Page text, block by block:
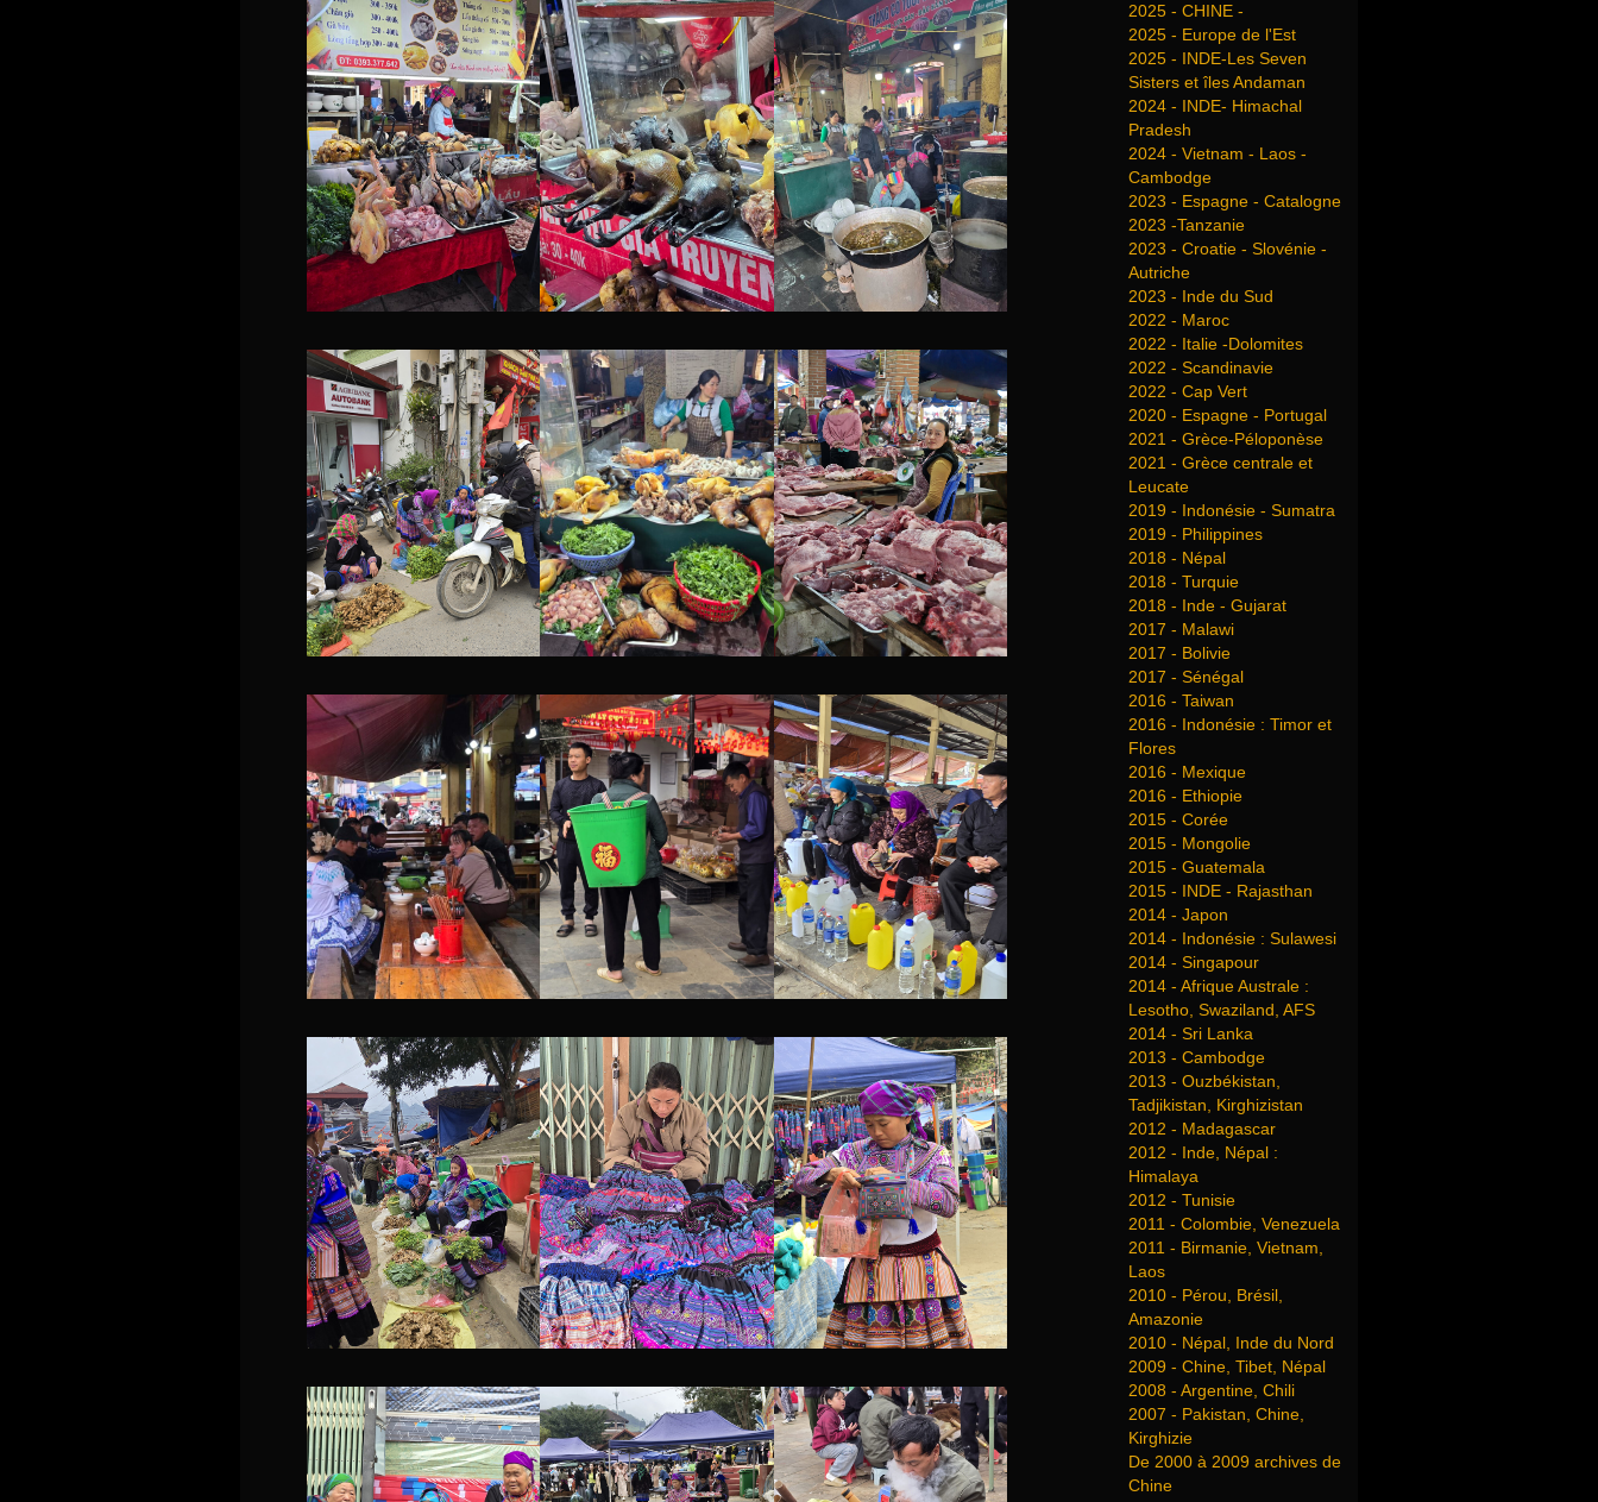
2025 - CHINE -
2025 - Europe de l'Est
2025 - INDE-Les Seven
Sisters et îles Andaman
2024 - INDE- Himachal
Pradesh
2024 - Vietnam - Laos -
Cambodge
2023 - Espagne - Catalogne
2023 -Tanzanie
2023 - Croatie - Slovénie -
Autriche
2023 - Inde du Sud
2022 - Maroc
2022 - Italie -Dolomites
2022 - Scandinavie
2022 - Cap Vert
2020 - Espagne - Portugal
2021 - Grèce-Péloponèse
2021 - Grèce centrale et
Leucate
2019 - Indonésie - Sumatra
2019 - Philippines
2018 - Népal
2018 - Turquie
2018 - Inde - Gujarat
2017 - Malawi
2017 - Bolivie
2017 - Sénégal
2016 - Taiwan
2016 - Indonésie : Timor et
Flores
2016 - Mexique
2016 - Ethiopie
2015 - Corée
2015 - Mongolie
2015 - Guatemala
2015 - INDE - Rajasthan
2014 - Japon
2014 - Indonésie : Sulawesi
2014 - Singapour
2014 - Afrique Australe :
Lesotho, Swaziland, AFS
2014 - Sri Lanka
2013 - Cambodge
2013 - Ouzbékistan,
Tadjikistan, Kirghizistan
2012 - Madagascar
2012 - Inde, Népal :
Himalaya
2012 - Tunisie
2011 - Colombie, Venezuela
2011 - Birmanie, Vietnam,
Laos
2010 - Pérou, Brésil,
Amazonie
2010 - Népal, Inde du Nord
2009 - Chine, Tibet, Népal
2008 - Argentine, Chili
2007 - Pakistan, Chine,
Kirghizie
De 2000 à 2009 archives de
Chine